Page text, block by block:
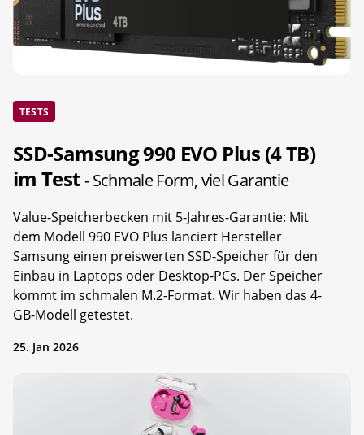
TESTS
SSD-Samsung 990 EVO Plus (4 TB)
im Test- Schmale Form, viel Garantie
Value-Speicherbecken mit 5-Jahres-Garantie: Mit
dem Modell 990 EVO Plus lanciert Hersteller
Samsung einen preiswerten SSD-Speicher für den
Einbau in Laptops oder Desktop-PCs. Der Speicher
kommt im schmalen M.2-Format. Wir haben das 4-
GB-Modell getestet.
25. Jan 2026